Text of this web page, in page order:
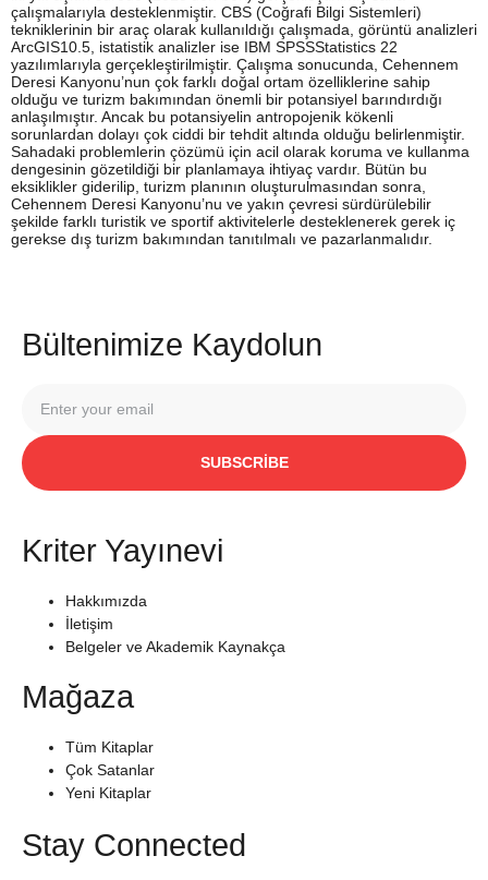
çalışmalarıyla desteklenmiştir. CBS (Coğrafi Bilgi Sistemleri)
tekniklerinin bir araç olarak kullanıldığı çalışmada, görüntü analizleri
ArcGIS10.5, istatistik analizler ise IBM SPSSStatistics 22
yazılımlarıyla gerçekleştirilmiştir. Çalışma sonucunda, Cehennem
Deresi Kanyonu’nun çok farklı doğal ortam özelliklerine sahip
olduğu ve turizm bakımından önemli bir potansiyel barındırdığı
anlaşılmıştır. Ancak bu potansiyelin antropojenik kökenli
sorunlardan dolayı çok ciddi bir tehdit altında olduğu belirlenmiştir.
Sahadaki problemlerin çözümü için acil olarak koruma ve kullanma
dengesinin gözetildiği bir planlamaya ihtiyaç vardır. Bütün bu
eksiklikler giderilip, turizm planının oluşturulmasından sonra,
Cehennem Deresi Kanyonu’nu ve yakın çevresi sürdürülebilir
şekilde farklı turistik ve sportif aktivitelerle desteklenerek gerek iç
gerekse dış turizm bakımından tanıtılmalı ve pazarlanmalıdır.
Bültenimize Kaydolun
SUBSCRIBE
Kriter Yayınevi
Hakkımızda
İletişim
Belgeler ve Akademik Kaynakça
Mağaza
Tüm Kitaplar
Çok Satanlar
Yeni Kitaplar
Stay Connected